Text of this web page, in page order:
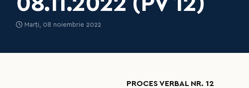
Marți, 08 noiembrie 2022
PROCES VERBAL NR. 12